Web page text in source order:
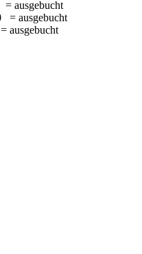
ausgebucht
ausgebucht
=